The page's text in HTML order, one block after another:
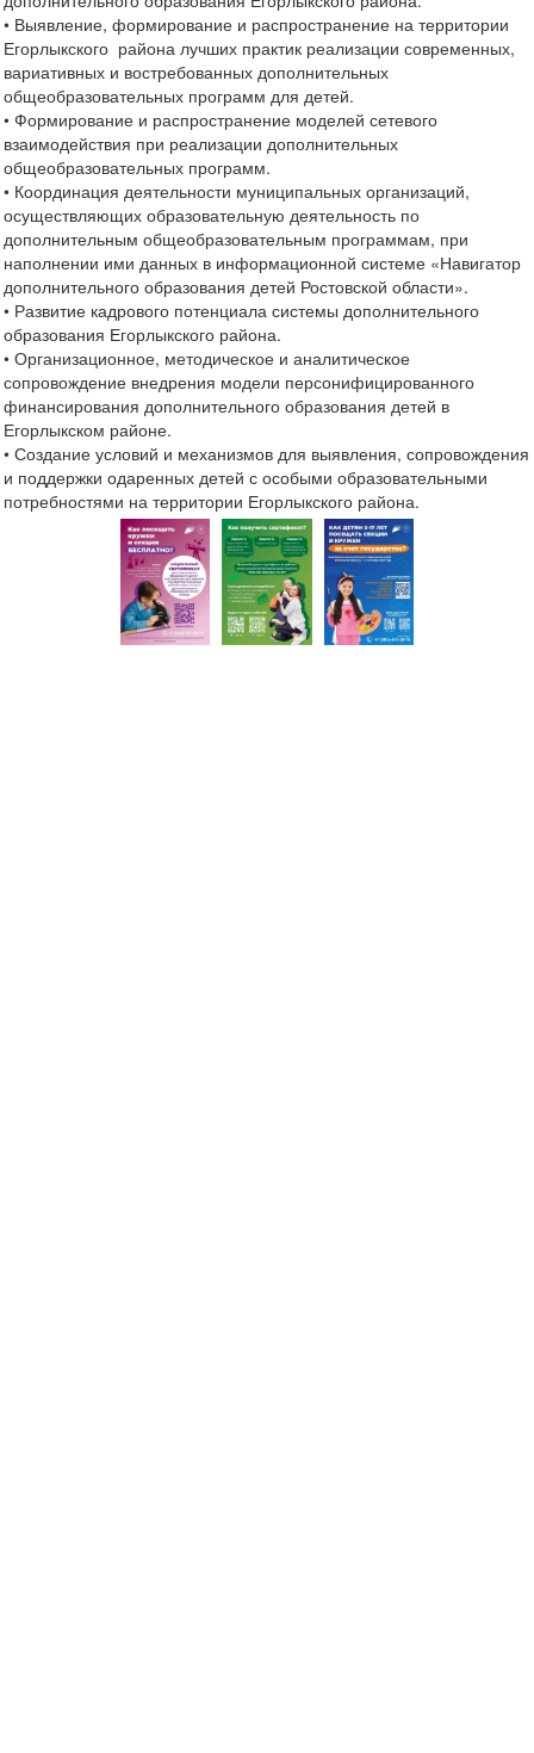
• Выявление, формирование и распространение на территории
Егорлыкского района лучших практик реализации современных,
вариативных и востребованных дополнительных
общеобразовательных программ для детей.
• Формирование и распространение моделей сетевого
взаимодействия при реализации дополнительных
общеобразовательных программ.
• Координация деятельности муниципальных организаций,
осуществляющих образовательную деятельность по
дополнительным общеобразовательным программам, при
наполнении ими данных в информационной системе «Навигатор
дополнительного образования детей Ростовской области».
• Развитие кадрового потенциала системы дополнительного
образования Егорлыкского района.
• Организационное, методическое и аналитическое
сопровождение внедрения модели персонифицированного
финансирования дополнительного образования детей в
Егорлыкском районе.
• Создание условий и механизмов для выявления, сопровождения
и поддержки одаренных детей с особыми образовательными
потребностями на территории Егорлыкского района.